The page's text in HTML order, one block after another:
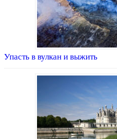
Упасть в вулкан и выжить